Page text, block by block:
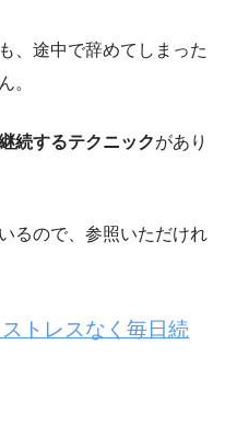
、途中で辞めてしまった
。
続するテクニックがあり
るので、参照いただけれ
トレスなく毎日続